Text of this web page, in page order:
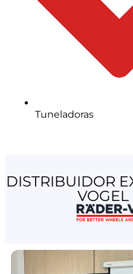
Tuneladoras
DISTRIBUIDOR
VOGEL